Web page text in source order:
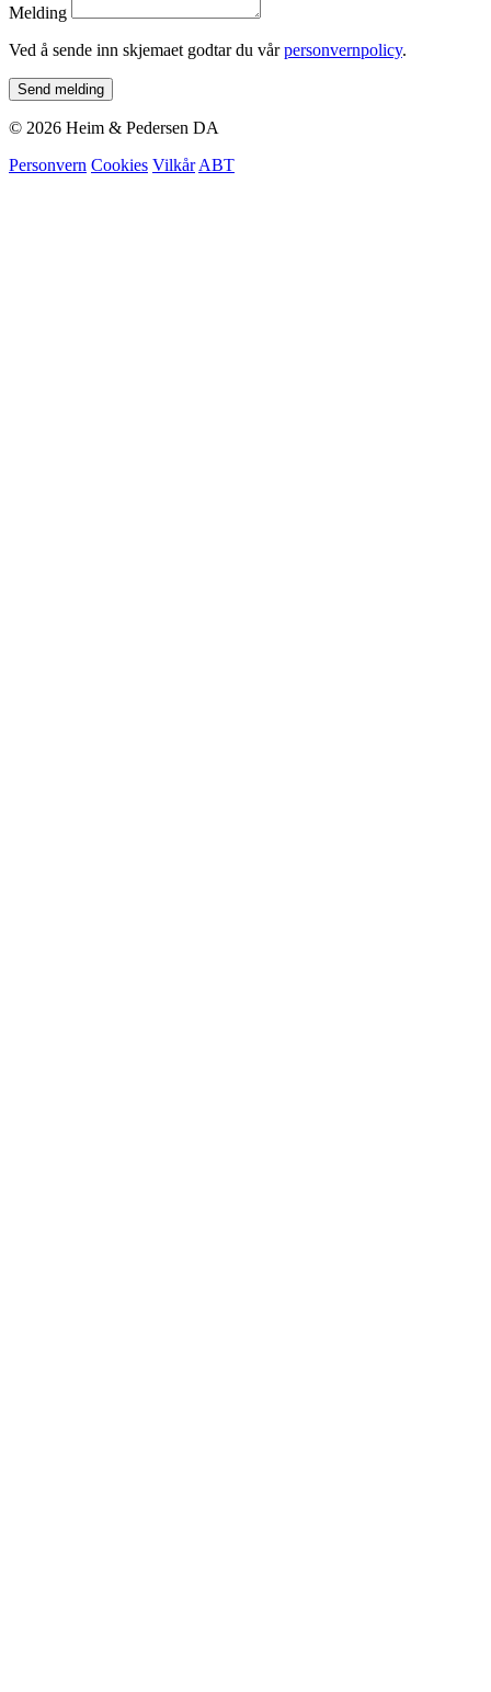
Melding
Ved å sende inn skjemaet godtar du vårpersonvernpolicy.
Send melding
© 2026 Heim & Pedersen DA
Personvern Cookies Vilkår ABT